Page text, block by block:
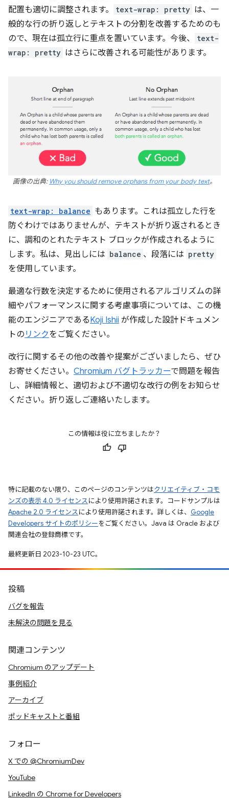
配置も適切に調整されます。
text-wrap: pretty は、一
般的な行の折り返しとテキストの分割を改善するためのも
ので、現在は孤立行に重点を置いています。今後、
text-
wrap: pretty はさらに改善される可能性があります。
画像の出典: Why you should remove orphans from your body text。
text-wrap: balance もあります。これは孤立した行を
防ぐわけではありませんが、テキストが折り返されるとき
に、調和のとれたテキスト ブロックが作成されるように
します。私は、見出しには balance 、段落には pretty
を使用しています。
最適な行数を決定するために使用されるアルゴリズムの詳
細やパフォーマンスに関する考慮事項については、この機
能のエンジニアであるKoji Ishii が作成した設計ドキュメン
トの リンクをご覧ください。
改行に関するその他の改善や提案がございましたら、ぜひ
お寄せください。 Chromium バグトラッカーで問題を報告
し、詳細情報と、適切および不適切な改行の例をお知らせ
ください。折り返しご連絡いたします。
この情報は役に立ちましたか？
特に記載のない限り、このページのコンテンツはクリエイティブ・コモ
ンズの表示 4.0 ライセンスにより使用許諾されます。コードサンプルは
Apache 2.0 ライセンスにより使用許諾されます。詳しくは、 Google
Developers サイトのポリシーをご覧ください。Java は Oracle および
関連会社の登録商標です。
最終更新日 2023-10-23 UTC。
投稿
バグを報告
未解決の問題を見る
関連コンテンツ
Chromium のアップデート
事例紹介
アーカイブ
ポッドキャストと番組
フォロー
X での @ChromiumDev
YouTube
LinkedIn の Chrome for Developers